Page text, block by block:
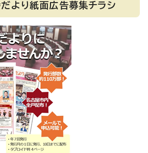
より紙面広告募集チラシ